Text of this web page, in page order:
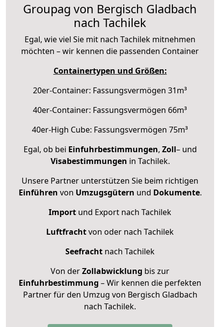
Groupag von Bergisch Gladbach
nach Tachilek
Egal, wie viel Sie mit nach Tachilek mitnehmen
möchten – wir kennen die passenden Container
Containertypen und Größen:
20er-Container: Fassungsvermögen 31m³
40er-Container: Fassungsvermögen 66m³
40er-High Cube: Fassungsvermögen 75m³
Egal, ob bei Einfuhrbestimmungen, Zoll– und
Visabestimmungen in Tachilek.
Unsere Partner unterstützen Sie beim richtigen
Einführen von Umzugsgütern und Dokumente.
Import und Export nach Tachilek
Luftfrachtvon oder nach Tachilek
Seefracht nach Tachilek
Von derZollabwicklung bis zur
Einfuhrbestimmung – Wir kennen die perfekten
Partner für den Umzug von Bergisch Gladbach
nach Tachilek.